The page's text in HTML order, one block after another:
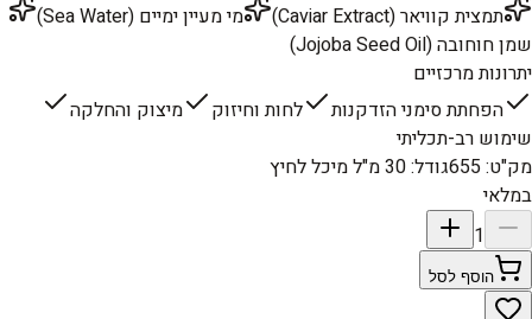
תמצית קוויאר (Caviar Extract)
מי מעיין ימיים (Sea Water)
שמן חוחובה (Jojoba Seed Oil)
יתרונות מרכזיים
הפחתת סימני הזדקנות
לחות וחיזוק
מיצוק והחלקה
שימוש רב-תכליתי
מק"ט:
655גודל:30 מ"ל מיכל לחיץ
במלאי
1
הוסף לסל